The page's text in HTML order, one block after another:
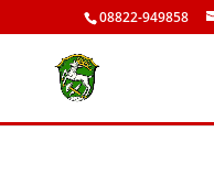
08822-949858